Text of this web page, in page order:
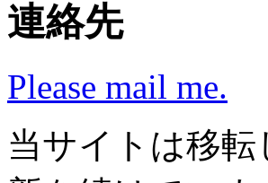
連絡先
Please mail me.
当サイトは移